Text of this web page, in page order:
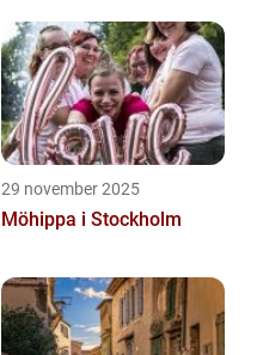
29 november 2025
Möhippa i Stockholm